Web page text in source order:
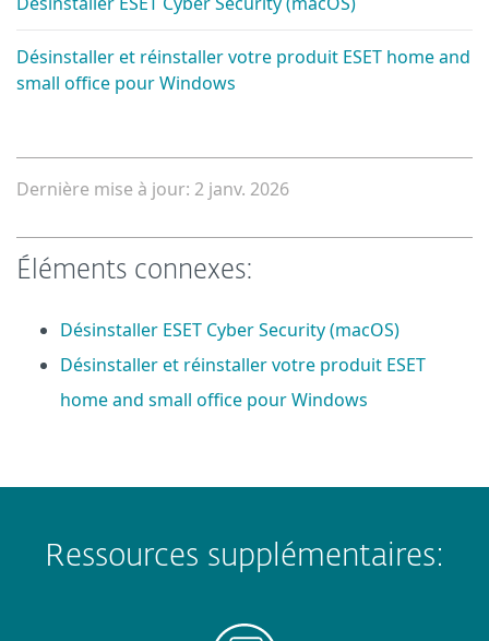
Désinstaller et réinstaller votre produit ESET home and
small office pour Windows
Dernière mise à jour: 2 janv. 2026
Éléments connexes:
Désinstaller ESET Cyber Security (macOS)
Désinstaller et réinstaller votre produit ESET
home and small office pour Windows
Ressources supplémentaires: